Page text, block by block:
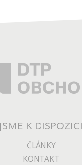
JSME K DISPOZICI
ČLÁNKY
KONTAKT